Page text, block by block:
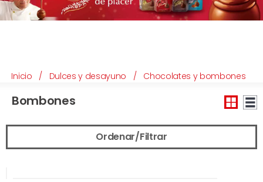
Listas
Inicio / Dulces y desayuno / Chocolates y bombones
Bombones
Ordenar/Filtrar